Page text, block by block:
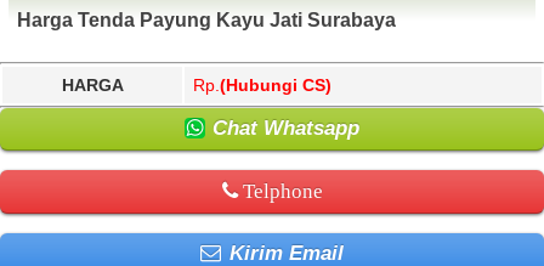
Harga Tenda Payung Kayu Jati Surabaya
HARGA Rp. (Hubungi CS)
Chat Whatsapp
Telphone
Kirim Email